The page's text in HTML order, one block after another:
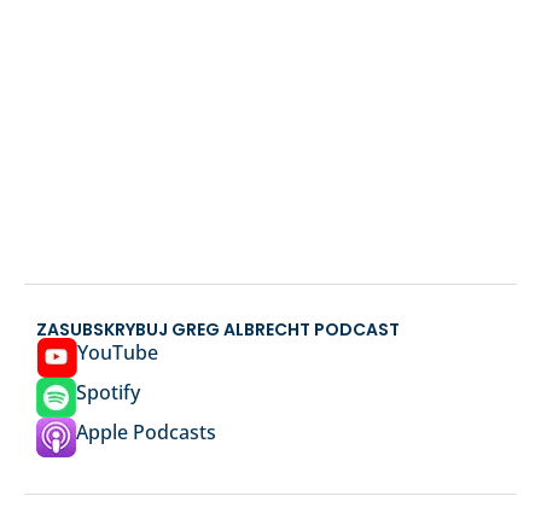
ZASUBSKRYBUJ GREG ALBRECHT PODCAST
YouTube
Spotify
Apple Podcasts